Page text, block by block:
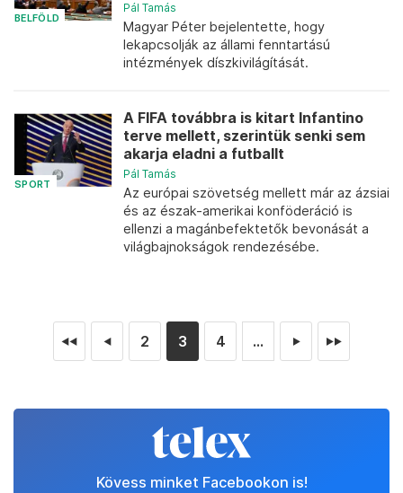
BELFÖLD
Pál Tamás
Magyar Péter bejelentette, hogy
lekapcsolják az állami fenntartású
intézmények díszkivilágítását.
SPORT
A FIFA továbbra is kitart Infantino
terve mellett, szerintük senki sem
akarja eladni a futballt
Pál Tamás
Az európai szövetség mellett már az ázsiai
és az észak-amerikai konföderáció is
ellenzi a magánbefektetők bevonását a
világbajnokságok rendezésébe.
◄◄ ◄ 2 3 4 ... ► ►►
Kövess minket Facebookon is!